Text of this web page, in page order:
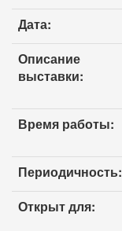
Дата:
Описание
выставки:
Время работы:
Периодичность:
Открыт для: